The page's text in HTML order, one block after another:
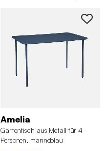
Amelia
Gartentisch aus Metall für 4
Personen, marineblau